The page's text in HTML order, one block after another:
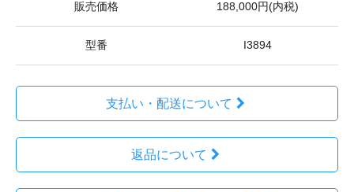
販売価格 188,000円(内税)
型番 I3894
支払い・配送について
返品について